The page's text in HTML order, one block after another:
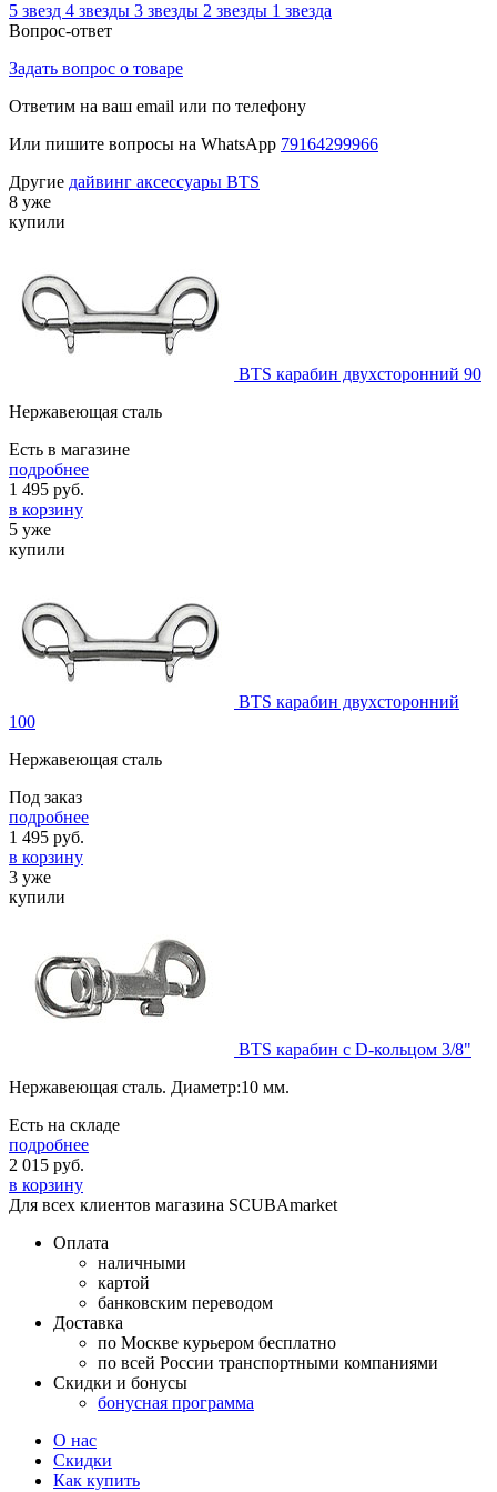
5 звезд 4 звезды 3 звезды 2 звезды 1 звезда
Вопрос-ответ
Задать вопрос о товаре
Ответим на ваш email или по телефону
Или пишите вопросы на WhatsApp 79164299966
Другие дайвинг аксессуары BTS
8 уже
купили
BTS карабин двухсторонний 90
Нержавеющая сталь
Есть в магазине
подробнее
1 495 руб.
в корзину
5 уже
купили
BTS карабин двухсторонний
100
Нержавеющая сталь
Под заказ
подробнее
1 495 руб.
в корзину
3 уже
купили
BTS карабин с D-кольцом 3/8"
Нержавеющая сталь. Диаметр:10 мм.
Есть на складе
подробнее
2 015 руб.
в корзину
Для всех клиентов магазина SCUBAmarket
Оплата
наличными
картой
банковским переводом
Доставка
по Москве курьером бесплатно
по всей России транспортными компаниями
Скидки и бонусы
бонусная программа
О нас
Скидки
Как купить